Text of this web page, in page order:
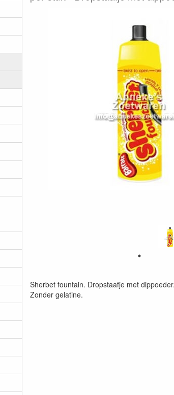
Sherbet fountain. Dropstaafje met
Zonder gelatine.